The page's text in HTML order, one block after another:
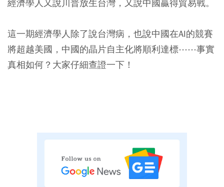
經濟學人又說川普放生台灣，又說中國贏得貿易戰。
這一期經濟學人除了說台灣病，也說中國在AI的競賽
將超越美國，中國的晶片自主化將順利達標⋯⋯事實
真相如何？大家仔細查證一下！